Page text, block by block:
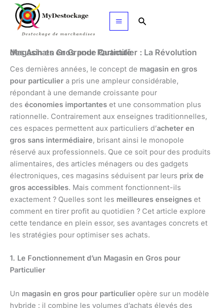
Aller
contenu
Rechercher
Magasin en Gros pour Particulier : La Révolution des Achats en Grande Quantité
Ces dernières années, le concept de magasin en gros
pour particulier a pris une ampleur considérable,
répondant à une demande croissante pour
des économies importantes et une consommation plus
rationnelle. Contrairement aux enseignes traditionnelles,
ces espaces permettent aux particuliers d’acheter en
gros sans intermédiaire, brisant ainsi le monopole
réservé aux professionnels. Que ce soit pour des produits
alimentaires, des articles ménagers ou des gadgets
électroniques, ces magasins séduisent par leurs prix de
gros accessibles. Mais comment fonctionnent-ils
exactement ? Quelles sont les meilleures enseignes et
comment en tirer profit au quotidien ? Cet article explore
cette tendance en plein essor, ses avantages concrets et
les stratégies pour optimiser ses achats.
1. Le Fonctionnement d’un Magasin en Gros pour
Particulier
Un magasin en gros pour particulier opère sur un modèle
hybride : il combine les volumes d’achats élevés des